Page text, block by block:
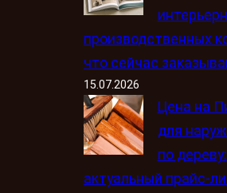
производственных
что сейчас
15.07.2026
Цена на
для
по дереву:
актуальный прайс-